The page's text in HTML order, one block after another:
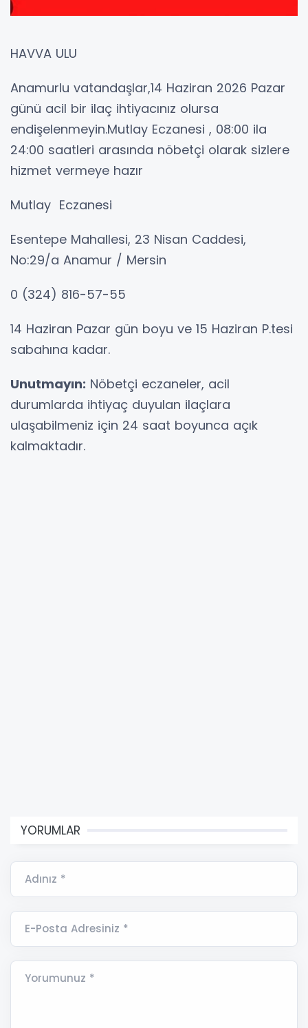
HAVVA ULU
Anamurlu vatandaşlar,14 Haziran 2026 Pazar
günü acil bir ilaç ihtiyacınız olursa
endişelenmeyin.Mutlay Eczanesi , 08:00 ila
24:00 saatleri arasında nöbetçi olarak sizlere
hizmet vermeye hazır
Mutlay Eczanesi
Esentepe Mahallesi, 23 Nisan Caddesi,
No:29/a Anamur / Mersin
0 (324) 816-57-55
14 Haziran Pazar gün boyu ve 15 Haziran P.tesi
sabahına kadar.
Unutmayın: Nöbetçi eczaneler, acil
durumlarda ihtiyaç duyulan ilaçlara
ulaşabilmeniz için 24 saat boyunca açık
kalmaktadır.
YORUMLAR
Adınız *
E-Posta Adresiniz *
Yorumunuz *